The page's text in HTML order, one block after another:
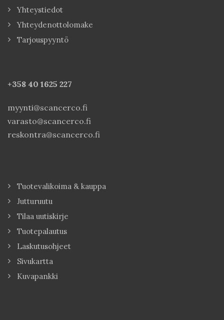
Yhteystiedot
Yhteydenottolomake
Tarjouspyyntö
+358 40 1625 227
myynti@scancerco.fi
varasto@scancerco.fi
reskontra@scancerco.fi
Tuotevalikoima & kauppa
Jutturuutu
Tilaa uutiskirje
Tuotepalautus
Laskutusohjeet
Sivukartta
Kuvapankki